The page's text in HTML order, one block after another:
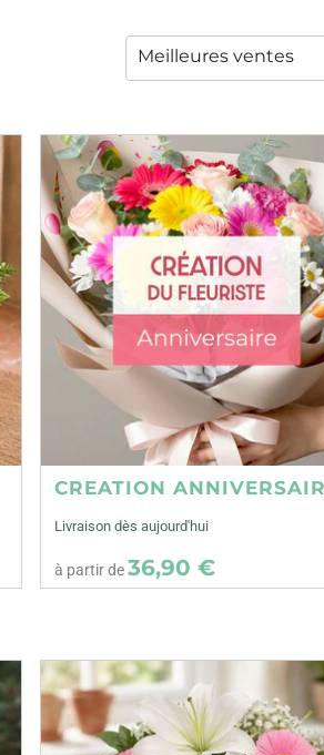
CREATION
Livraison dès aujourd'hui
à partir de36,90 €